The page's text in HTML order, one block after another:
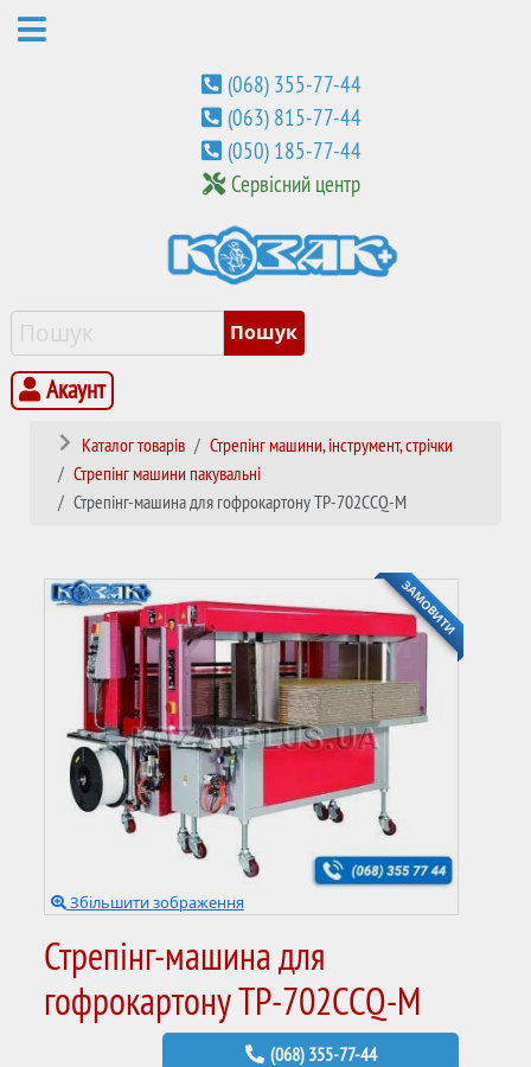
(068) 355-77-44
(063) 815-77-44
(050) 185-77-44
Сервісний центр
Акаунт
Каталог товарів
Стрепінг машини, інструмент, стрічки
Стрепінг машини пакувальні
Стрепінг-машина для гофрокартону TP-702CCQ-M
ЗАМОВИТИ
Збільшити зображення
Стрепінг-машина для
гофрокартону TP-702CCQ-M
(068) 355-77-44